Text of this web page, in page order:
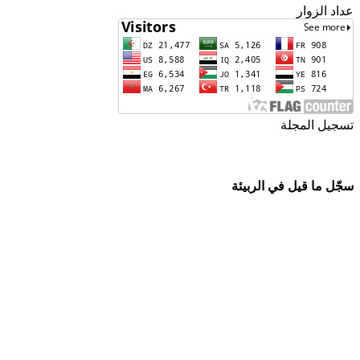
عداد الزوار
تسجيل المجلة
سجّل ما قيل في الربيئة